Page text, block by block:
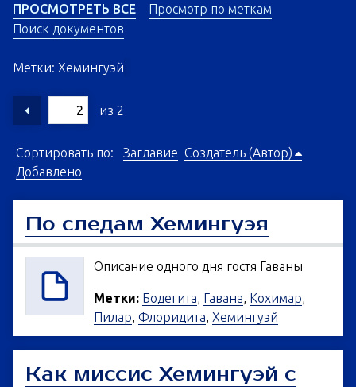
ПРОСМОТРЕТЬ ВСЕ
Просмотр по меткам
Поиск документов
Метки: Хемингуэй
из 2
Сортировать по: Заглавие Создатель (Автор)
Добавлено
По следам Хемингуэя
Описание одного дня гостя Гаваны
Метки: Бодегита, Гавана, Кохимар,
Пилар, Флоридита, Хемингуэй
Как миссис Хемингуэй с